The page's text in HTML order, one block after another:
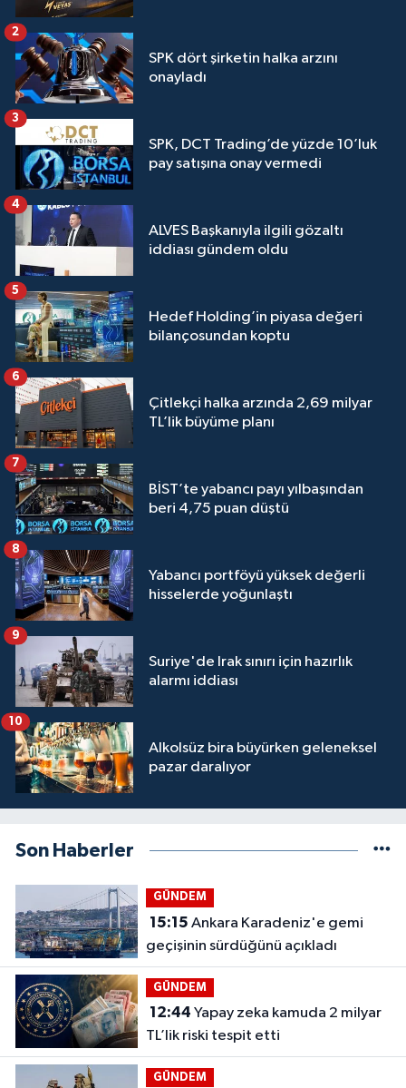
SPK dört şirketin halka arzını
onayladı
2
SPK, DCT Trading’de yüzde 10’luk
pay satışına onay vermedi
3
ALVES Başkanıyla ilgili gözaltı
iddiası gündem oldu
4
Hedef Holding’in piyasa değeri
bilançosundan koptu
5
Çitlekçi halka arzında 2,69 milyar
TL’lik büyüme planı
6
BİST’te yabancı payı yılbaşından
beri 4,75 puan düştü
7
Yabancı portföyü yüksek değerli
hisselerde yoğunlaştı
8
Suriye'de Irak sınırı için hazırlık
alarmı iddiası
9
Alkolsüz bira büyürken geleneksel
pazar daralıyor
10
Son Haberler
GÜNDEM
15:15
geçişinin sürdüğünü açıkladı
GÜNDEM
12:44
TL’lik riski tespit etti
GÜNDEM